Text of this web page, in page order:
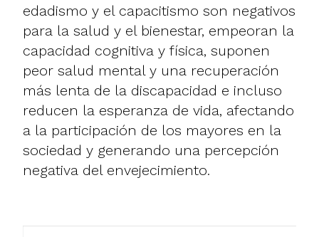
edadismo y el capacitismo son negativos
para la salud y el bienestar, empeoran la
capacidad cognitiva y física, suponen
peor salud mental y una recuperación
más lenta de la discapacidad e incluso
reducen la esperanza de vida, afectando
a la participación de los mayores en la
sociedad y generando una percepción
negativa del envejecimiento.